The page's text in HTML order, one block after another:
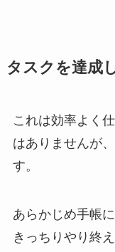
タスクを達成
これは効率よく
はありませんが
す。
あらかじめ手帳
きっちりやり終